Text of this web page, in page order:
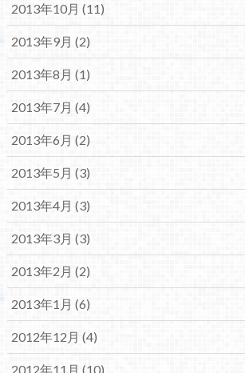
2013年10月 (11)
2013年9月 (2)
2013年8月 (1)
2013年7月 (4)
2013年6月 (2)
2013年5月 (3)
2013年4月 (3)
2013年3月 (3)
2013年2月 (2)
2013年1月 (6)
2012年12月 (4)
2012年11月 (10)